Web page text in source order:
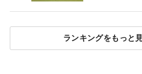
ランキングをもっと